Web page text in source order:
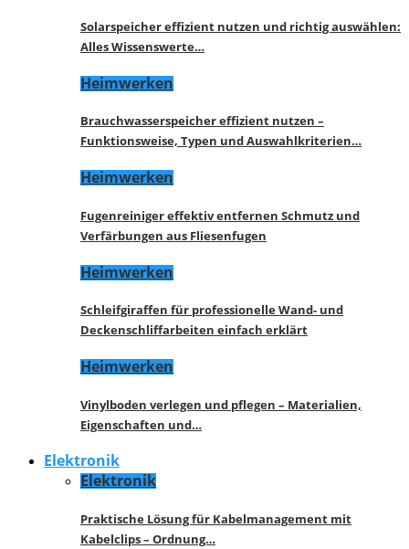
Solarspeicher effizient nutzen und richtig auswählen:
Alles Wissenswerte…
Heimwerken
Brauchwasserspeicher effizient nutzen –
Funktionsweise, Typen und Auswahlkriterien…
Heimwerken
Fugenreiniger effektiv entfernen Schmutz und
Verfärbungen aus Fliesenfugen
Heimwerken
Schleifgiraffen für professionelle Wand- und
Deckenschliffarbeiten einfach erklärt
Heimwerken
Vinylboden verlegen und pflegen – Materialien,
Eigenschaften und…
Elektronik
Elektronik
Praktische Lösung für Kabelmanagement mit
Kabelclips – Ordnung…